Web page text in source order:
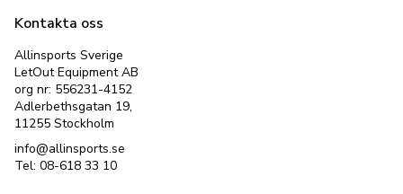
Kontakta oss
Allinsports Sverige
LetOut Equipment AB
org nr: 556231-4152
Adlerbethsgatan 19,
11255 Stockholm
info@allinsports.se
Tel: 08-618 33 10